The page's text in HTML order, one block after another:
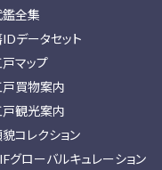
鑑全集
データセット
マップ
戸買物案内
戸観光案内
コレクション
グローバルキュレーション